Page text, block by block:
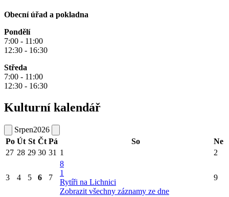
Obecní úřad a pokladna
Pondělí
7:00 - 11:00
12:30 - 16:30
Středa
7:00 - 11:00
12:30 - 16:30
Kulturní kalendář
Srpen2026
Po Út St Čt Pá So
Ne
27 28 29 30 31 1 2
3 4 5 6 7
8
1
Rytíři na Lichnici
Zobrazit všechny záznamy ze dne
9